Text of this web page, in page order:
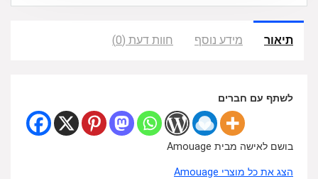
תיאור מידע נוסף חוות דעת (0)
לשתף עם חברים
בושם לאישה מבית Amouage
הצג את כל מוצרי Amouage